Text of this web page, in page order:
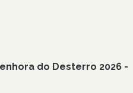
do Desterro 2026 -